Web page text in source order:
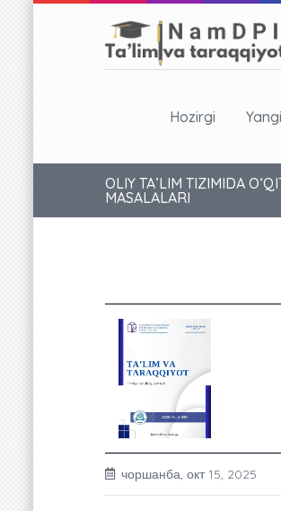
Hozirgi
OLIY TA’LIM TIZIMIDA
MASALALARI
чоршанба, окт 15, 2025